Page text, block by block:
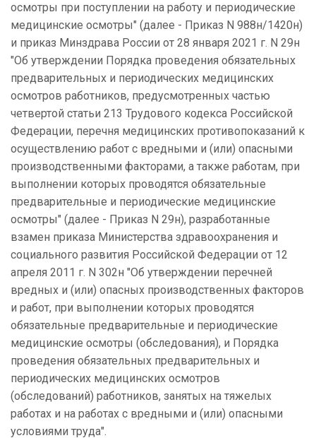
осмотры при поступлении на работу и периодические
медицинские осмотры" (далее - Приказ N 988н/1420н)
и приказ Минздрава России от 28 января 2021 г. N 29н
"Об утверждении Порядка проведения обязательных
предварительных и периодических медицинских
осмотров работников, предусмотренных частью
четвертой статьи 213 Трудового кодекса Российской
Федерации, перечня медицинских противопоказаний к
осуществлению работ с вредными и (или) опасными
производственными факторами, а также работам, при
выполнении которых проводятся обязательные
предварительные и периодические медицинские
осмотры" (далее - Приказ N 29н), разработанные
взамен приказа Министерства здравоохранения и
социального развития Российской Федерации от 12
апреля 2011 г. N 302н "Об утверждении перечней
вредных и (или) опасных производственных факторов
и работ, при выполнении которых проводятся
обязательные предварительные и периодические
медицинские осмотры (обследования), и Порядка
проведения обязательных предварительных и
периодических медицинских осмотров
(обследований) работников, занятых на тяжелых
работах и на работах с вредными и (или) опасными
условиями труда".